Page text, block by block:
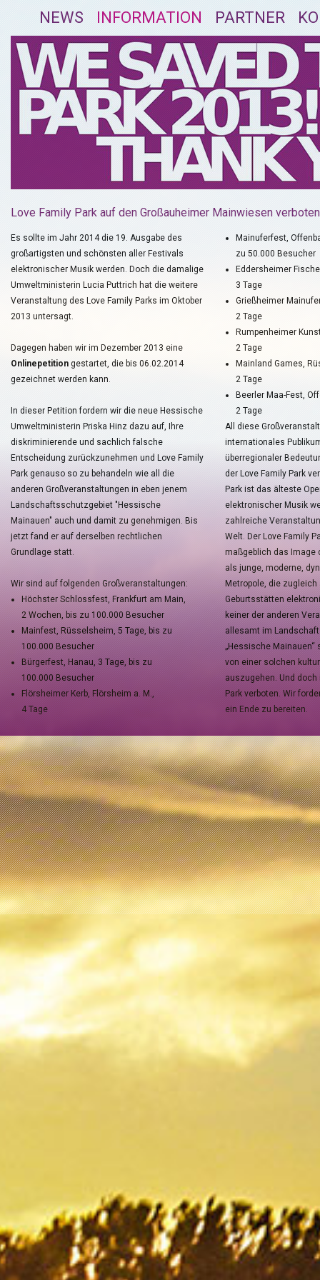
NEWS INFORMATION PARTNER
Love Family Park auf den Großauheimer Mainwiesen verboten
Es sollte im Jahr 2014 die 19. Ausgabe des
großartigsten und schönsten aller Festivals
elektronischer Musik werden. Doch die damalige
Umweltministerin Lucia Puttrich hat die weitere
Veranstaltung des Love Family Parks im Oktober
2013 untersagt.
Dagegen haben wir im Dezember 2013 eine
Onlinepetition gestartet, die bis 06.02.2014
gezeichnet werden kann.
In dieser Petition fordern wir die neue Hessische
Umweltministerin Priska Hinz dazu auf, Ihre
diskriminierende und sachlich falsche
Entscheidung zurückzunehmen und Love Family
Park genauso so zu behandeln wie all die
anderen Großveranstaltungen in eben jenem
Landschaftsschutzgebiet "Hessische
Mainauen" auch und damit zu genehmigen. Bis
jetzt fand er auf derselben rechtlichen
Grundlage statt.
Wir sind auf folgenden Großveranstaltungen:
Höchster Schlossfest, Frankfurt am Main,
2 Wochen, bis zu 100.000 Besucher
Mainfest, Rüsselsheim, 5 Tage, bis zu
100.000 Besucher
Bürgerfest, Hanau, 3 Tage, bis zu
100.000 Besucher
Flörsheimer Kerb, Flörsheim a. M.,
4 Tage
Mainuferfest,
zu 50.000 Besucher
Eddersheimer
3 Tage
Grießheimer
2 Tage
Rumpenheimer
2 Tage
Mainland Games,
2 Tage
Beerler Maa-Fest,
2 Tage
All diese
internationales
überregionaler
der Love Family Park
Park ist das älteste
elektronischer Musik
zahlreiche
Welt. Der Love Family
maßgeblich das Image
als junge, moderne,
Metropole, die zugleich
Geburtsstätten
keiner der anderen
allesamt im
„Hessische
von einer solchen
auszugehen. Und doch
Park verboten. Wir
ein Ende zu bereiten.